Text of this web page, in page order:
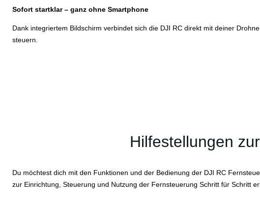
Sofort startklar – ganz ohne Smartphone
Dank integriertem Bildschirm verbindet sich die DJI RC direkt mit deiner
steuern.
Hilfestellungen
Du möchtest dich mit den Funktionen und der Bedienung der DJI RC
zur Einrichtung, Steuerung und Nutzung der Fernsteuerung Schritt für Schritt